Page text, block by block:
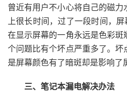
曾近有用户不小心将自己的磁
上很长时间，过了一段时间，屏
在显示屏幕的一角永远是色彩
个问题比有个坏点严重多了。坏
是屏幕颜色有了暗斑却是影响了
三、笔记本漏电解决办法